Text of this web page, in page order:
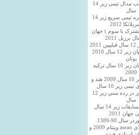
سريلانكا و کسب مدال تیمی زیر 14
سال
کسب مدال نقره تیمی سریع زیر 14
2012
با سوم ) جهان
مقام ششم جهان زیر 12 سال 2010
یونان
مقام هفتم جهان زیر 10 سال ترکیه
2009
قهرمان اسيا زیر 10 سال 2009 هند و
زیر 10 سال
مقام اول كشور در رده سني زير 12
سال
مقام چهارم مسابقات زیر 14 سال
2011
90-1389
کسب مدال طلای asean ویتنام 2009 و